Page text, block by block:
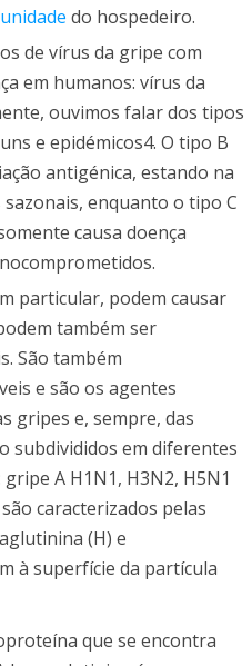
do hospedeiro.
de vírus da gripe com
em humanos: vírus da
ouvimos falar dos tipos
e epidémicos4. O tipo B
antigénica, estando na
enquanto o tipo C
causa doença
particular, podem causar
também ser
São também
e são os agentes
gripes e, sempre, das
subdivididos em diferentes
A H1N1, H3N2, H5N1
caracterizados pelas
(H) e
à superfície da partícula
que se encontra